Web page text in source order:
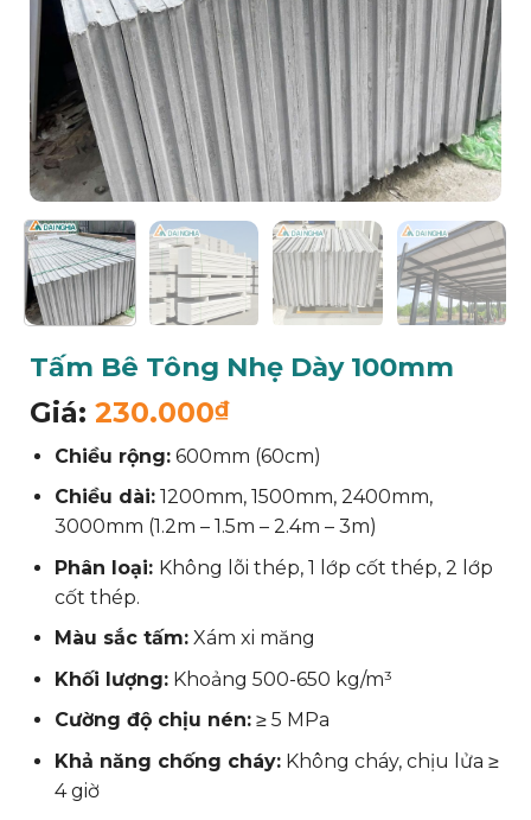
Tấm Bê Tông Nhẹ Dày 100mm
Giá: 230.000₫
Chiều rộng:600mm (60cm)
Chiều dài:1200mm, 1500mm, 2400mm,
3000mm (1.2m – 1.5m – 2.4m – 3m)
Phân loại: Không lõi thép, 1 lớp cốt thép, 2 lớp
cốt thép.
Màu sắc tấm:Xám xi măng
Khối lượng:Khoảng 500-650 kg/m³
Cường độ chịu nén:≥ 5 MPa
Khả năng chống cháy:Không cháy, chịu lửa ≥
4 giờ